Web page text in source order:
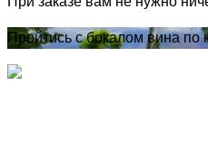
Пройтись с бокалом вина по